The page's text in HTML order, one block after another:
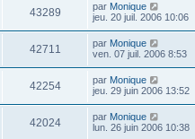
43289 par Monique
jeu. 20 juil. 2006 10:06
42711 par Monique
ven. 07 juil. 2006 8:53
42254 par Monique
jeu. 29 juin 2006 13:52
42024 par Monique
lun. 26 juin 2006 10:38